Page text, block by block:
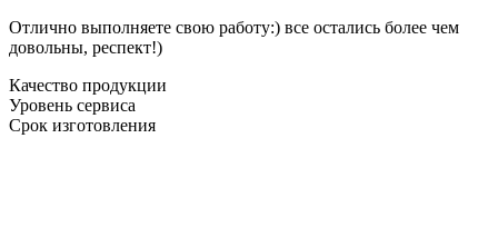
Отлично выполняете свою работу:) все остались более чем
довольны, респект!)
Качество продукции
Уровень сервиса
Срок изготовления